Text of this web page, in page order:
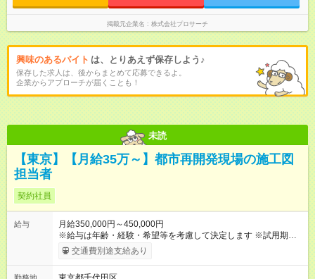
掲載元企業名 株式会社プロサーチ
興味のあるバイト は、とりあえず保存しよう♪
保存した求人は、後からまとめて応募できるよ。
企業からアプローチが届くことも！
未読
【東京】【月給35万～】都市再開発現場の施工図
担当者
契約社員
給与
月給350,000円～450,000円
※給与は年齢・経験・希望等を考慮して決定します ※試用期間は
３ヶ月で、その他の条件に変更はありません 【試用期間】試用
期間あり 試用期間の長さ：3ヶ月 雇用形態、給与は本採用時と
交通費別途支給あり